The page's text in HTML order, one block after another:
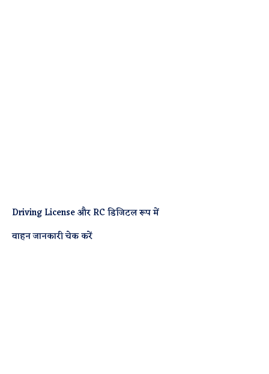
Driving License और RC डिजिटल रूप में
वाहन जानकारी चेक करें